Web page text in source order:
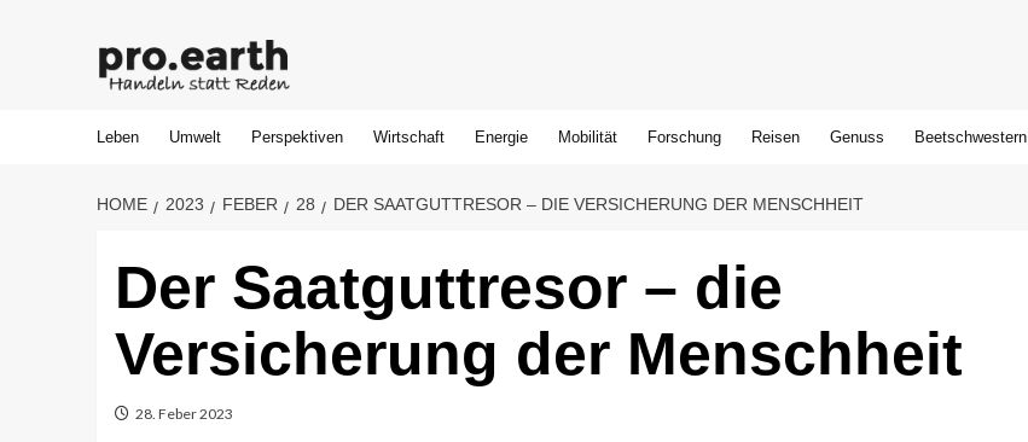
Leben Umwelt Perspektiven Wirtschaft Energie Mobilität Forschung Reisen Genuss Beetschwestern
HOME 2023 FEBER 28 DER SAATGUTTRESOR – DIE VERSICHERUNG DER MENSCHHEIT
Der Saatguttresor – die
Versicherung der Menschheit
28. Feber 2023